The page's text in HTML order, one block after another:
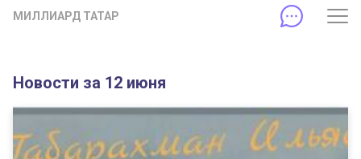
МИЛЛИАРД ТАТАР
Новости за 12 июня